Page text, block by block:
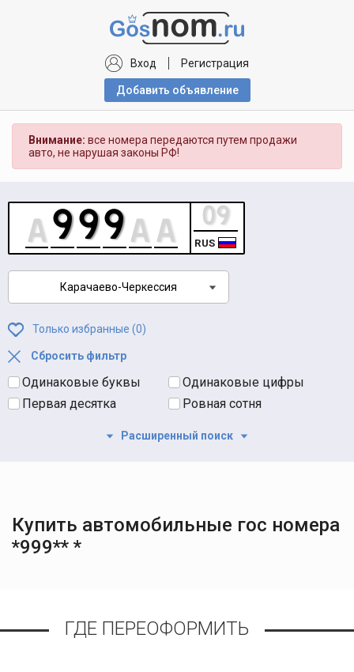
Вход Регистрация
Добавить объявлениe
Внимание: все номера передаются путем продажи
авто, не нарушая законы РФ!
RUS
Карачаево-Черкессия
Только избранные (0)
Сбросить фильтр
Одинаковые буквы
Одинаковые цифры
Первая десятка
Ровная сотня
Расширенный поиск
Купить автомобильные гос номера
*999** *
ГДЕ ПЕРЕОФОРМИТЬ